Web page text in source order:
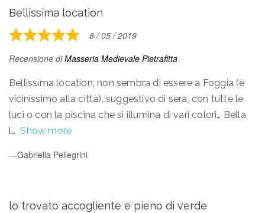
Bellissima location
Rated
5
of
5
8 / 05 / 2019
Recensione diMasseria Medievale Pietrafitta
Bellissima location, non sembra di essere a Foggia (è
vicinissimo alla città), suggestivo di sera, con tutte le
luci o con la piscina che si illumina di vari colori… Bella
l
Show more
Gabriella Pellegrini
lo trovato accogliente e pieno di verde